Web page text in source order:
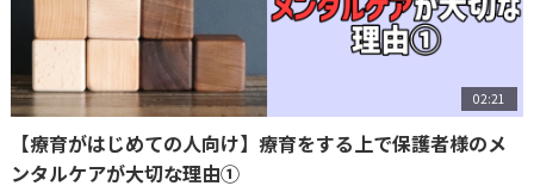
02:21
【療育がはじめての人向け】療育をする上で保護者様のメ
ンタルケアが大切な理由①